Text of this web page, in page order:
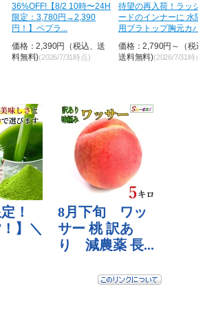
36%OFF!【8/2 10時〜24H
限定：3,780円→2,390
円！】ペプラ...
価格：2,390円（税込、送
料無料)(2026/7/31時点)
待望の再入荷！ラッシ
ードのインナーに 水陸
用ブラトップ胸元カバ
価格：2,790円～（税
送料無料)(2026/7/31時点)